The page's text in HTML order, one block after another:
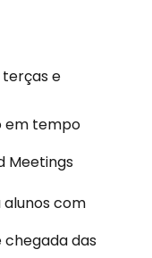
terças e
em tempo
Meetings
com
chegada das